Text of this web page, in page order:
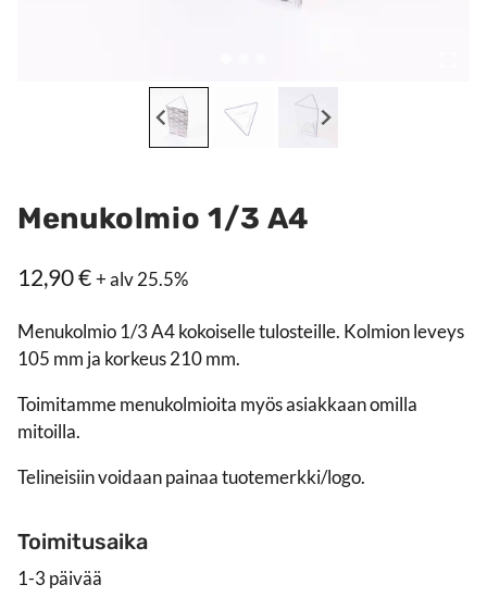
Menukolmio 1/3 A4
12,90€+ alv 25.5%
Menukolmio 1/3 A4 kokoiselle tulosteille. Kolmion leveys
105 mm ja korkeus 210 mm.
Toimitamme menukolmioita myös asiakkaan omilla
mitoilla.
Telineisiin voidaan painaa tuotemerkki/logo.
Toimitusaika
1-3 päivää